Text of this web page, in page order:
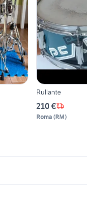
Rullante
210 €
Roma (RM)